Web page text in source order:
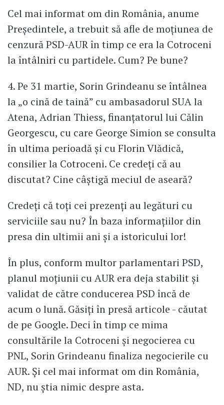
Cel mai informat om din România, anume
Președintele, a trebuit să afle de moțiunea de
cenzură PSD-AUR în timp ce era la Cotroceni
la întâlniri cu partidele. Cum? Pe bune?
4. Pe 31 martie, Sorin Grindeanu se întâlnea
la „o cină de taină” cu ambasadorul SUA la
Atena, Adrian Thiess, finanțatorul lui Călin
Georgescu, cu care George Simion se consulta
în ultima perioadă și cu Florin Vlădică,
consilier la Cotroceni. Ce credeți că au
discutat? Cine câștigă meciul de aseară?
Credeți că toți cei prezenți au legături cu
serviciile sau nu? În baza informațiilor din
presa din ultimii ani și a istoricului lor!
În plus, conform multor parlamentari PSD,
planul moțiunii cu AUR era deja stabilit și
validat de către conducerea PSD încă de
acum o lună. Găsiți în presă articole - căutat
de pe Google. Deci în timp ce mima
consultările la Cotroceni și negocierea cu
PNL, Sorin Grindeanu finaliza negocierile cu
AUR. Și cel mai informat om din România,
ND, nu știa nimic despre asta.